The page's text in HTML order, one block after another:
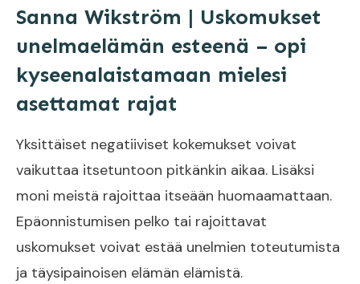
Sanna Wikström | Uskomukset
unelmaelämän esteenä – opi
kyseenalaistamaan mielesi
asettamat rajat
Yksittäiset negatiiviset kokemukset voivat
vaikuttaa itsetuntoon pitkänkin aikaa. Lisäksi
moni meistä rajoittaa itseään huomaamattaan.
Epäonnistumisen pelko tai rajoittavat
uskomukset voivat estää unelmien toteutumista
ja täysipainoisen elämän elämistä.